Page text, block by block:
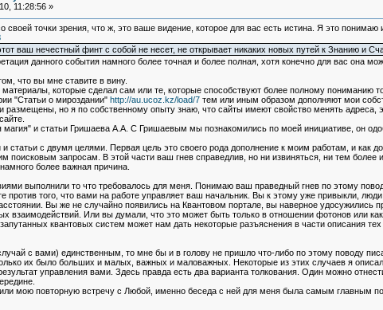
11:28:56 »
своей точки зрения, что ж, это ваше видение, которое для вас есть истина. Я это
ваш нечестный финт с собой не несет, не открывает никаких новых путей к Знанию и
данного события намного более точная и более полная, хотя конечно для вас она
что вы мне ставите в вину.
которые сделал сам или те, которые способствуют более полному пониманию
"Статьи о мироздании" http://au.ucoz.kz/load/7тем или иным образом дополняют мои
размещены, но я по собственному опыту знаю, что сайты имеют свойство менять адреса,
магия" и статьи Гришаева А.А. С Гришаевым мы познакомились по моей инициативе, он
статьи с двумя целями. Первая цель это своего рода дополнение к моим работам, и как
поисковым запросам. В этой части ваш гнев справедлив, но ни извиняться, ни тем более
более важная причина.
выполнили то что требовалось для меня. Понимаю ваш праведный гнев по этому
против того, что вами на работе управляет ваш начальник. Вы к этому уже привыкли,
Вы же не случайно появились на Квантовом портале, вы наверное удосужились
взаимодействий. Или вы думали, что это может быть только в отношении фотонов или
квантовых систем может нам дать некоторые разъяснения в части описания
с вами) единственным, то мне бы и в голову не пришло что-либо по этому поводу
их было больших и малых, важных и маловажных. Некоторые из этих случаев я
управления вами. Здесь правда есть два варианта толкования. Один можно
мою повторную встречу с Любой, именно беседа с ней для меня была самым главным